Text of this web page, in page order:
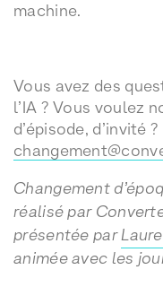
machine.
Vous avez des
l’IA ? Vous voulez
d’épisode, d’invité
Changement
réalisé par
présentée par
animée avec les